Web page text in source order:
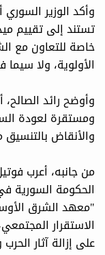
وأكد الوزير
تستند إلى تقييم
خاصة للتعاون مع
الأولوية، ولا
وأوضح رائد
ومستقرة لعودة
والأنقاض
من جانبه، أعرب
الحكومة السورية
"معهد الشرق
الاستقرار
على إزالة آثار